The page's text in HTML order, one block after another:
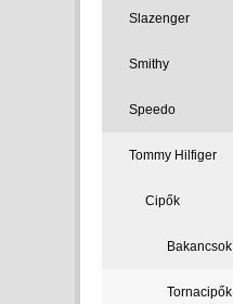
Slazenger
Smithy
Speedo
Tommy Hilfiger
Cipők
Bakancsok
Tornacipők